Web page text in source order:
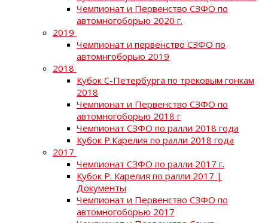
Чемпионат и Первенство СЗФО по
автомногоборью 2020 г.
2019
Чемпионат и первенство СЗФО по
автомнгоборью 2019
2018
Кубок С-Петербурга по трековым гонкам
2018
Чемпионат и Первенство СЗФО по
автомногоборью 2018 г
Чемпионат СЗФО по ралли 2018 года
Кубок Р.Карелия по ралли 2018 года
2017
Чемпионат СЗФО по ралли 2017 г.
Кубок Р. Карелия по ралли 2017 |
Документы
Чемпионат и Первенство СЗФО по
автомногоборью 2017